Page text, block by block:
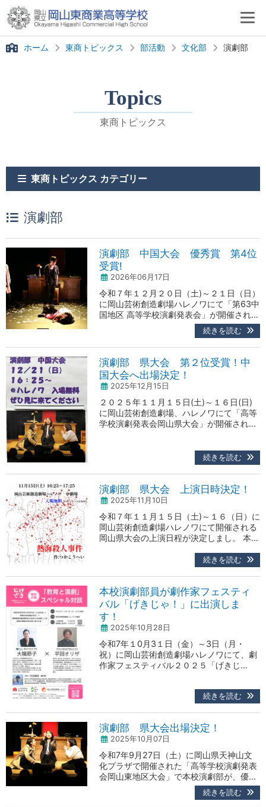
ホーム 東商トピックス 部活動 文化部 演劇部
Topics
東商トピックス
演劇部
演劇部 中国大会 優秀賞 第4位
受賞!
2026年06月17日
令和７年１２月２０日（土)～２１日（日）
に岡山芸術創造劇場ハレノワにて「第63中
国地区 高等学校演劇発表会」が開催されま
した。中国ブロックで各県代表校による素
晴らしい上演が続く中、本校演劇部は 優秀
賞（第4位）を受賞しました。全国大会出
場まであと一歩でした。 これで演劇部は、
中国大会に5年連続出場、そして、過去１
３年間で１０回出場となりました。今後も
応援をよろしくお願いします。
続きを読む
演劇部 県大会 第２位受賞！中
国大会へ出場決定！
2025年12月15日
２０２５年１１月１５日(土)～１６日(日)
に岡山芸術創造劇場、ハレノワにて「高等
学校演劇発表会岡山県大会」が開催されま
表として中国大会へ出場が決定しました。
中国大会は県大会と同じくハレノワ中劇場
で開催されます。中国ブロック各県の代表
学校が上演を行い、全国大会へつながる年
に１回の大会となります。一般公開されて
続きを読む
演劇部 県大会 上演日時決定！
2025年11月10日
令和７年１１月１５日（土)～１６（日）に
岡山芸術創造劇場ハレノワにて開催される
岡山県大会の上演日程が決定しまし。 本校
（土）１６：２５～１７：２５ ■会場：岡
山芸術創造劇場ハレノワ ■入場料：無料
人事件」 つかこうへい 作 “熱海殺
人事件、 「海がみたい」 大山金太郎は
十三階段の向こうに果たして海をみたのだ
ろうか…
続きを読む
本校演劇部員が劇作家フェスティ
バル「げきじゃ！」に出演しま
す！
2025年10月28日
令和7年１0月3１日（金）～3日（月・
祝）に岡山芸術創造劇場ハレノワにて、劇
作家フェスティバル２０２５「げきじ
界記録に挑戦！デジタルアーカイブ～戯曲
劇部員2年8組の池下歩花さんが出演しま
す。 当日は、平田オリザさん、鈴木聡さ
ん、長田郁恵さん（予…
続きを読む
演劇部 県大会出場決定！
2025年10月07日
令和7年9月27日（土）に岡山県天神山文
化プラザで開催された「高等学校演劇発表
会岡山東地区大会」で本校演劇部が、優秀
賞を受賞し、県大会へ出場することが決定
しました。 県大会は11月15日～16日に岡
続きを読む
東商トピックス カテゴリー